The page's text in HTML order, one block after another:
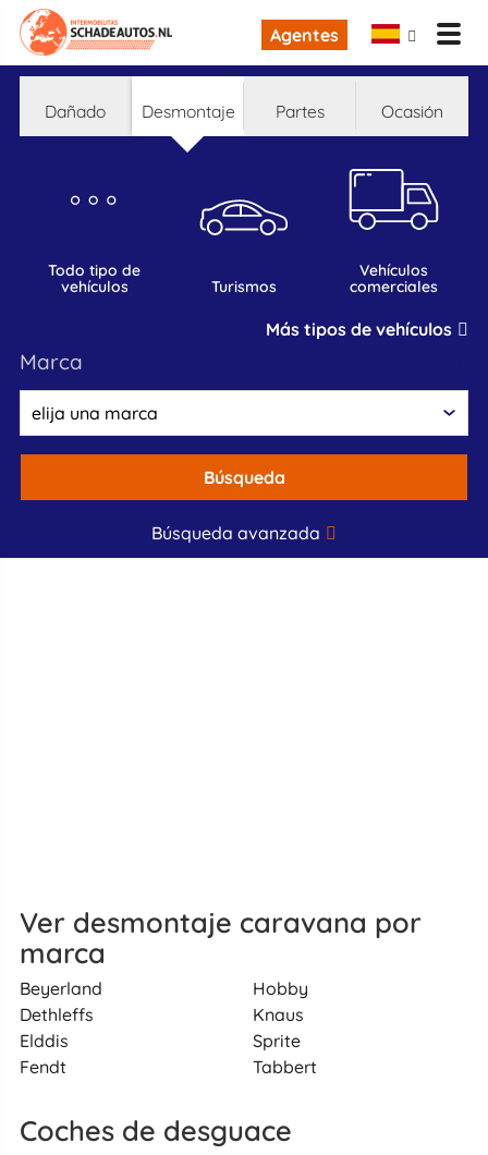
Agentes
dañado desmontaje partes ocasión
todo tipo de
vehículos
turismos
vehículos
comerciales
Más tipos de vehículos
marca
Búsqueda
Búsqueda avanzada
Ver desmontaje caravana por
marca
Beyerland
Dethleffs
Elddis
Fendt
Hobby
Knaus
Sprite
Tabbert
Coches de desguace